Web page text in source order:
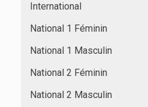
International
National 1 Féminin
National 1 Masculin
National 2 Féminin
National 2 Masculin